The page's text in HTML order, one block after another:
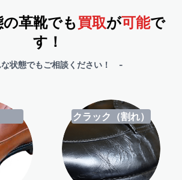
革靴でも買取が可能で
す！
状態でもご相談ください！ -
クラック（割れ）